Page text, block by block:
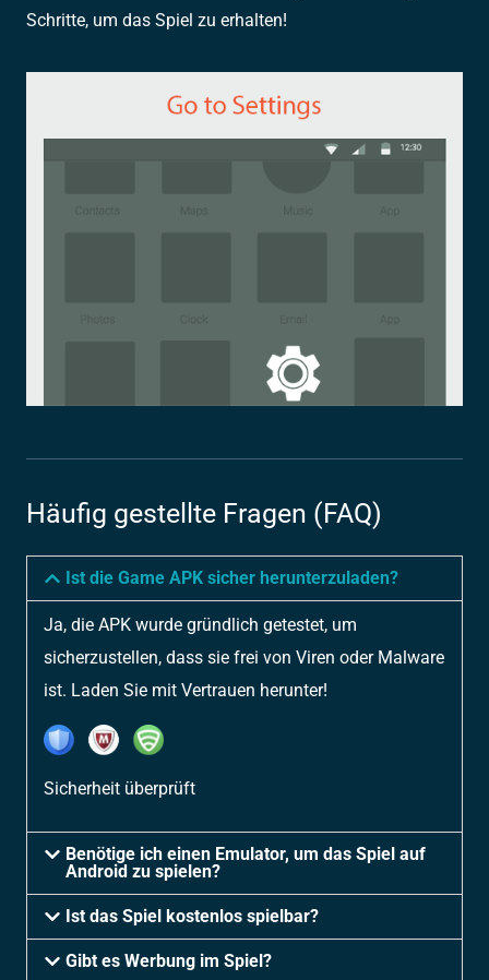
Schritte, um das Spiel zu erhalten!
Häufig gestellte Fragen (FAQ)
Ist die Game APK sicher herunterzuladen?
Ja, die APK wurde gründlich getestet, um
sicherzustellen, dass sie frei von Viren oder Malware
ist. Laden Sie mit Vertrauen herunter!
Sicherheit überprüft
Benötige ich einen Emulator, um das Spiel auf
Android zu spielen?
Ist das Spiel kostenlos spielbar?
Gibt es Werbung im Spiel?